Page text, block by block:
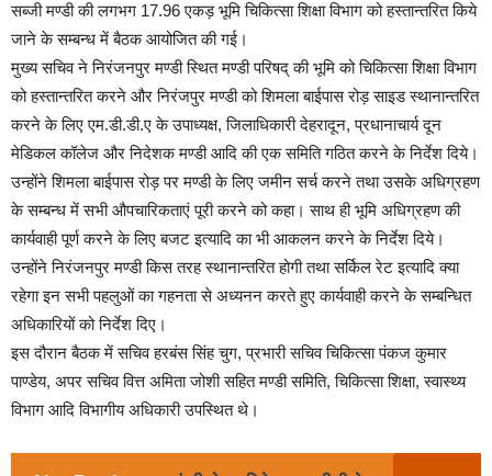
सब्जी मण्डी की लगभग 17.96 एकड़ भूमि चिकित्सा शिक्षा विभाग को हस्तान्तरित किये
जाने के सम्बन्ध में बैठक आयोजित की गई।
मुख्य सचिव ने निरंजनपुर मण्डी स्थित मण्डी परिषद् की भूमि को चिकित्सा शिक्षा विभाग
को हस्तान्तरित करने और निरंजपुर मण्डी को शिमला बाईपास रोड़ साइड स्थानान्तरित
करने के लिए एम.डी.डी.ए के उपाध्यक्ष, जिलाधिकारी देहरादून, प्रधानाचार्य दून
मेडिकल कॉलेज और निदेशक मण्डी आदि की एक समिति गठित करने के निर्देश दिये।
उन्होंने शिमला बाईपास रोड़ पर मण्डी के लिए जमीन सर्च करने तथा उसके अधिग्रहण
के सम्बन्ध में सभी औपचारिकताएं पूरी करने को कहा। साथ ही भूमि अधिग्रहण की
कार्यवाही पूर्ण करने के लिए बजट इत्यादि का भी आकलन करने के निर्देश दिये।
उन्होंने निरंजनपुर मण्डी किस तरह स्थानान्तरित होगी तथा सर्किल रेट इत्यादि क्या
रहेगा इन सभी पहलुओं का गहनता से अध्यनन करते हुए कार्यवाही करने के सम्बन्धित
अधिकारियों को निर्देश दिए।
इस दौरान बैठक में सचिव हरबंस सिंह चुग, प्रभारी सचिव चिकित्सा पंकज कुमार
पाण्डेय, अपर सचिव वित्त अमिता जोशी सहित मण्डी समिति, चिकित्सा शिक्षा, स्वास्थ्य
विभाग आदि विभागीय अधिकारी उपस्थित थे।